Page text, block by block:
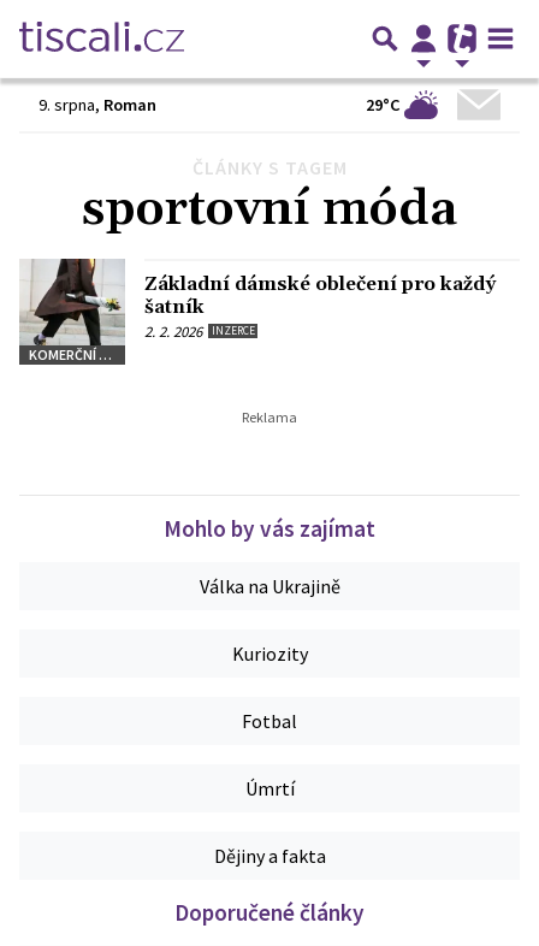
9. srpna, Roman 29°C
ČLÁNKY S TAGEM
sportovní móda
KOMERČNÍ SDĚLENÍ
Základní dámské oblečení pro každý
šatník
2. 2. 2026 INZERCE
Mohlo by vás zajímat
Válka na Ukrajině
Kuriozity
Fotbal
Úmrtí
Dějiny a fakta
Doporučené články